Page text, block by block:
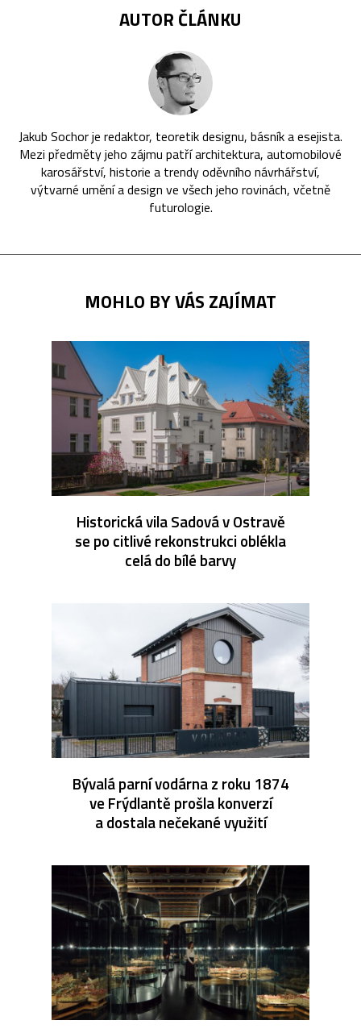
AUTOR ČLÁNKU
Jakub Sochor je redaktor, teoretik designu, básník a esejista.
Mezi předměty jeho zájmu patří architektura, automobilové
karosářství, historie a trendy oděvního návrhářství,
výtvarné umění a design ve všech jeho rovinách, včetně
futurologie.
MOHLO BY VÁS ZAJÍMAT
Historická vila Sadová v Ostravě
se po citlivé rekonstrukci oblékla
celá do bílé barvy
Bývalá parní vodárna z roku 1874
ve Frýdlantě prošla konverzí
a dostala nečekané využití